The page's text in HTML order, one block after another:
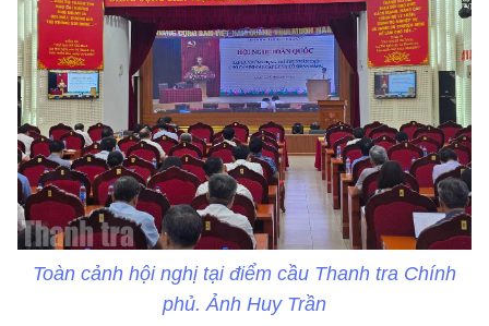
Toàn cảnh hội nghị tại điểm cầu Thanh tra Chính
phủ. Ảnh Huy Trần